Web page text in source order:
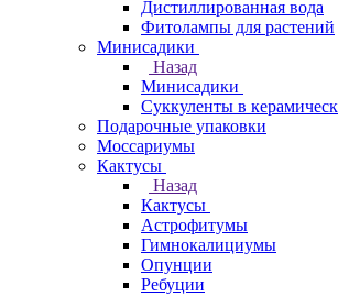
Дистиллированная вода
Фитолампы для растений
Минисадики
Назад
Минисадики
Суккуленты в
Подарочные упаковки
Моссариумы
Кактусы
Назад
Кактусы
Астрофитумы
Гимнокалициумы
Опунции
Ребуции